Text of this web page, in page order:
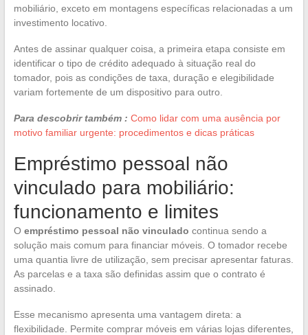
mobiliário, exceto em montagens específicas relacionadas a um
investimento locativo.
Antes de assinar qualquer coisa, a primeira etapa consiste em
identificar o tipo de crédito adequado à situação real do
tomador, pois as condições de taxa, duração e elegibilidade
variam fortemente de um dispositivo para outro.
Para descobrir também : Como lidar com uma ausência por
motivo familiar urgente: procedimentos e dicas práticas
Empréstimo pessoal não
vinculado para mobiliário:
funcionamento e limites
O empréstimo pessoal não vinculado continua sendo a
solução mais comum para financiar móveis. O tomador recebe
uma quantia livre de utilização, sem precisar apresentar faturas.
As parcelas e a taxa são definidas assim que o contrato é
assinado.
Esse mecanismo apresenta uma vantagem direta: a
flexibilidade. Permite comprar móveis em várias lojas diferentes,